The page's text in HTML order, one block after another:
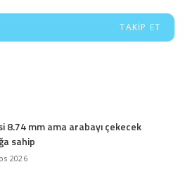
TAKIP ET
8.74 mm ama arabayı çekecek
sahip
2026